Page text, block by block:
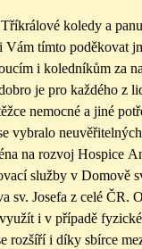
koledy a
Vám tímto poděkovat
i koledníkům za
je pro každého z
nemocné a jiné
vybralo
na rozvoj Hospice
služby v Domově
sv. Josefa z celé ČR.
i v případě
rozšíří i díky sbírce